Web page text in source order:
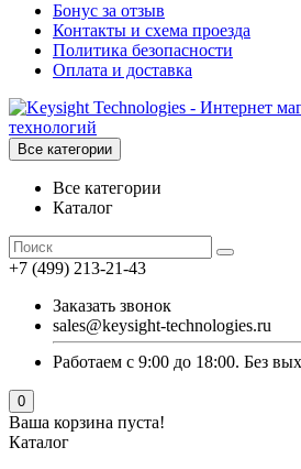
Бонус за отзыв
Контакты и схема проезда
Политика безопасности
Оплата и доставка
Все категории
Все категории
Каталог
+7 (499) 213-21-43
Заказать звонок
sales@keysight-technologies.ru
Работаем с 9:00 до 18:00. Без
0
Ваша корзина пуста!
Каталог